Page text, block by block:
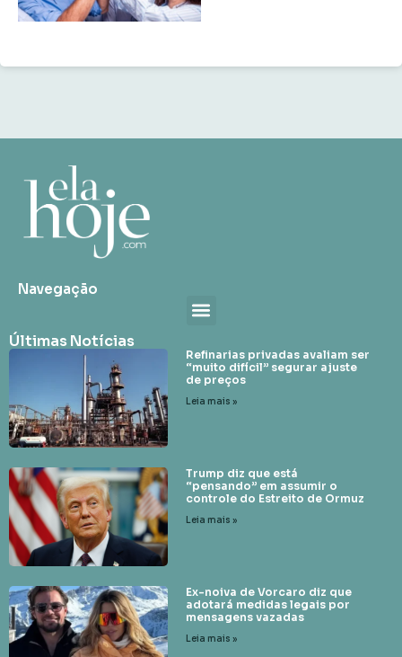
Navegação
Últimas Notícias
Refinarias privadas avaliam ser
“muito difícil” segurar ajuste
de preços
Leia mais »
Trump diz que está
“pensando” em assumir o
controle do Estreito de Ormuz
Leia mais »
Ex-noiva de Vorcaro diz que
adotará medidas legais por
mensagens vazadas
Leia mais »